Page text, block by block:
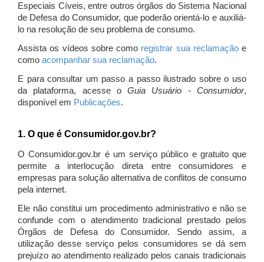
Especiais Cíveis, entre outros órgãos do Sistema Nacional
de Defesa do Consumidor, que poderão orientá-lo e auxiliá-
lo na resolução de seu problema de consumo.
Assista os vídeos sobre como registrar sua reclamaçãoe
como acompanhar sua reclamação.
E para consultar um passo a passo ilustrado sobre o uso
da plataforma, acesse oGuia Usuário - Consumidor,
disponível em Publicações.
1. O que é Consumidor.gov.br?
O Consumidor.gov.br é um serviço público e gratuito que
permite a interlocução direta entre consumidores e
empresas para solução alternativa de conflitos de consumo
pela internet.
Ele não constitui um procedimento administrativo e não se
confunde com o atendimento tradicional prestado pelos
Órgãos de Defesa do Consumidor. Sendo assim, a
utilização desse serviço pelos consumidores se dá sem
prejuízo ao atendimento realizado pelos canais tradicionais